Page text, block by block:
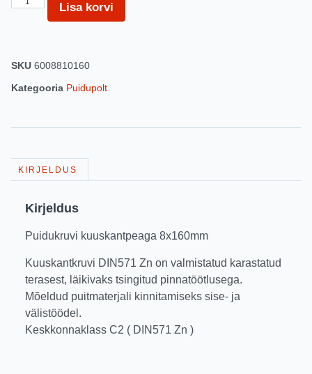
Lisa korvi
SKU 6008810160
Kategooria Puidupolt
KIRJELDUS
Kirjeldus
Puidukruvi kuuskantpeaga 8x160mm
Kuuskantkruvi DIN571 Zn on valmistatud karastatud
terasest, läikivaks tsingitud pinnatöötlusega.
Mõeldud puitmaterjali kinnitamiseks sise- ja
välistöödel.
Keskkonnaklass C2 ( DIN571 Zn )